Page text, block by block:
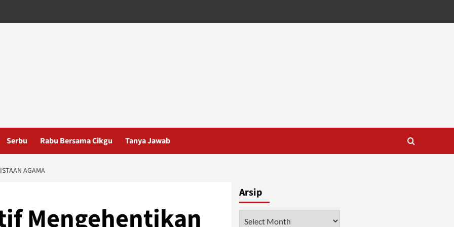
Serbu Rabu Bersama Cikgu Tanya Jawab
AGAMA
Mengehentikan
Arsip